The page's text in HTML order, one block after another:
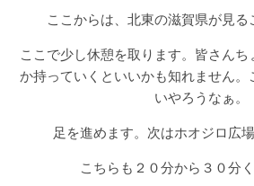
ここからは、北東の滋賀県が見る
ここで少し休憩を取ります。皆さん
か持っていくといいかも知れません。
いやろうなぁ。
足を進めます。次はホオジロ広
こちらも２０分から３０分く